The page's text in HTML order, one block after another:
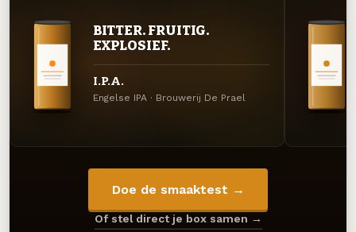
BITTER. FRUITIG.
EXPLOSIEF.
I.P.A.
Engelse IPA · Brouwerij De Prael
Doe de smaaktest →
Of stel direct je box samen →